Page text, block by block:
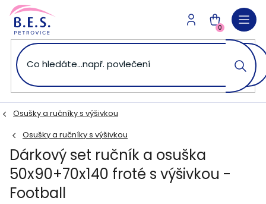
Přejít
obsah
NÁKUPNÍ
KOŠÍK
0
Osušky a ručníky s výšivkou
Osušky a ručníky s výšivkou
Dárkový set ručník a osuška
50x90+70x140 froté s výšivkou -
Football